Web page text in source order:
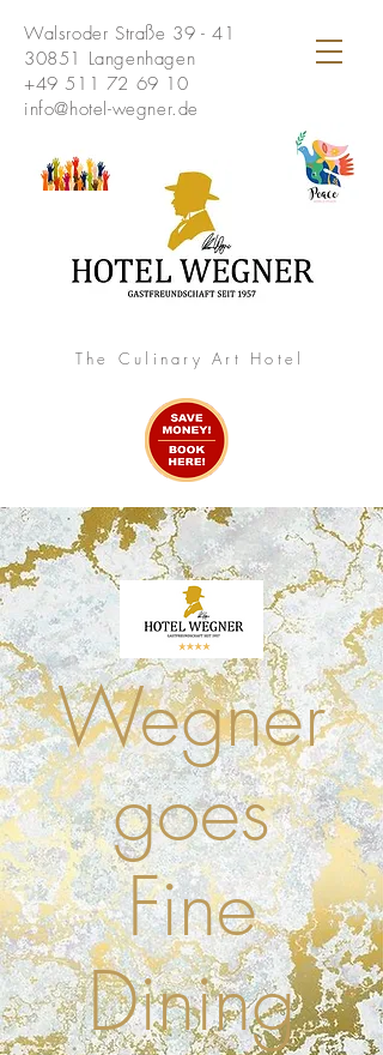
Walsroder Straße 39 - 41
30851 Langenhagen
+49 511 72 69 10
info@hotel-wegner.de
The Culinary Art Hotel
Wegner
goes
Fine
Dining